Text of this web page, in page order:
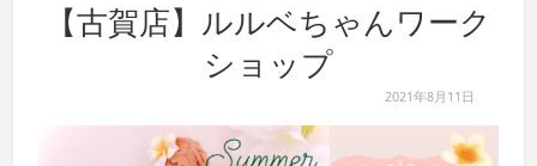
【古賀店】ルルベちゃんワーク
ショップ
2021年8月11日